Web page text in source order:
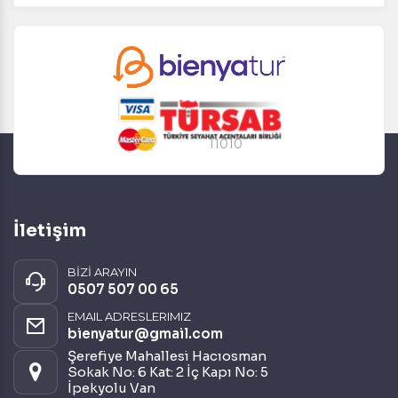
11010
İletişim
BİZİ ARAYIN
0507 507 00 65
EMAIL ADRESLERIMIZ
bienyatur@gmail.com
Şerefiye Mahallesi Hacıosman
Sokak No: 6 Kat: 2 İç Kapı No: 5
İpekyolu Van